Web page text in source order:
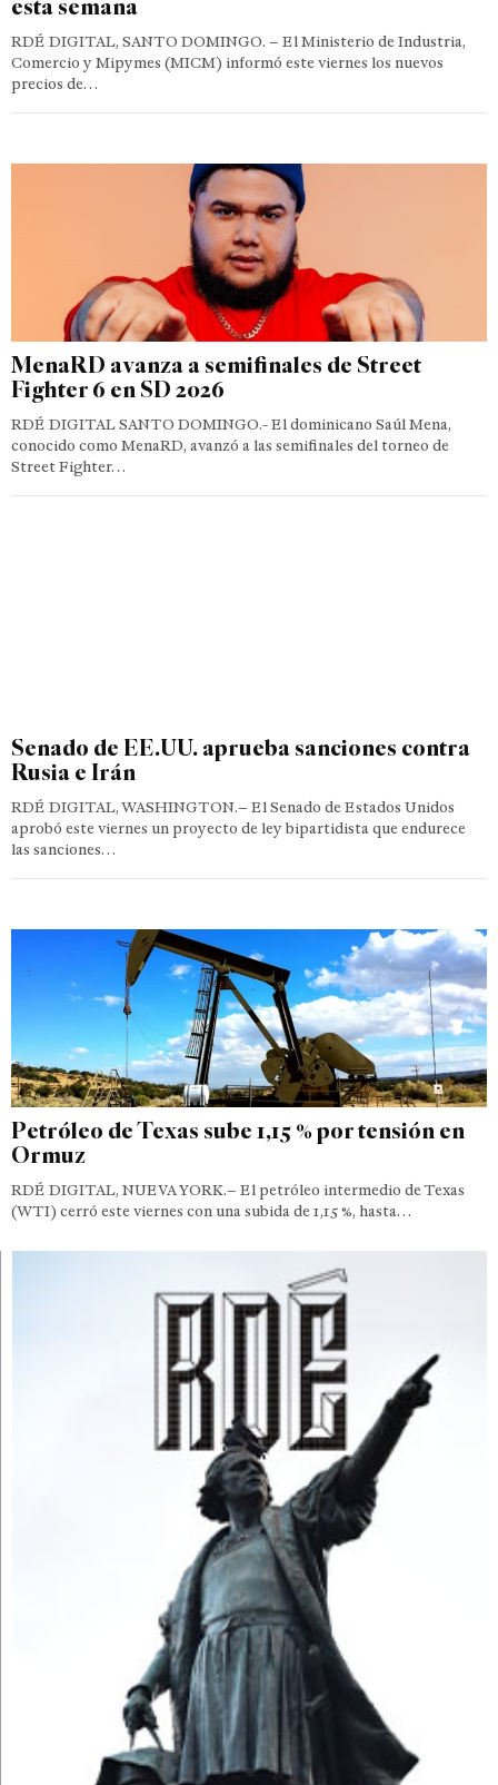
esta semana
RDÉ DIGITAL, SANTO DOMINGO. – El Ministerio de Industria,
Comercio y Mipymes (MICM) informó este viernes los nuevos
precios de…
MenaRD avanza a semifinales de Street
Fighter 6 en SD 2026
RDÉ DIGITAL SANTO DOMINGO.- El dominicano Saúl Mena,
conocido como MenaRD, avanzó a las semifinales del torneo de
Street Fighter…
Senado de EE.UU. aprueba sanciones contra
Rusia e Irán
RDÉ DIGITAL, WASHINGTON.– El Senado de Estados Unidos
aprobó este viernes un proyecto de ley bipartidista que endurece
las sanciones…
Petróleo de Texas sube 1,15 % por tensión en
Ormuz
RDÉ DIGITAL, NUEVA YORK.– El petróleo intermedio de Texas
(WTI) cerró este viernes con una subida de 1,15 %, hasta…